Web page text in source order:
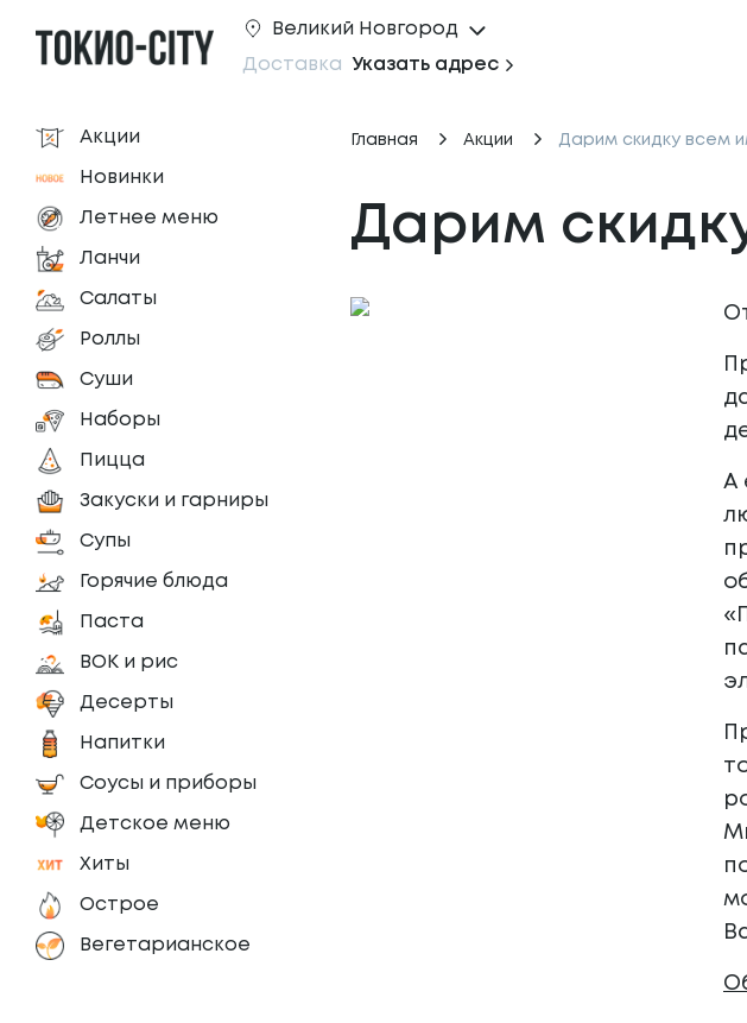
Великий Новгород
Доставка Указать адрес
Акции
Новинки
Летнее меню
Ланчи
Салаты
Роллы
Суши
Наборы
Пицца
Закуски и гарниры
Супы
Горячие блюда
Паста
ВОК и рис
Десерты
Напитки
Соусы и приборы
Детское меню
Хиты
Острое
Вегетарианское
Главная Акции Дарим скидку всем
Дарим
А